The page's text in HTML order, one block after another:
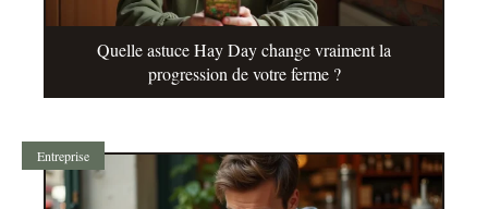
Quelle astuce Hay Day change vraiment la
progression de votre ferme ?
Entreprise